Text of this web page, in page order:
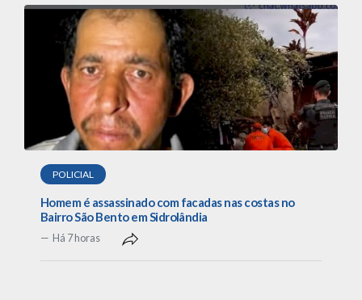
POLICIAL
Homem é assassinado com facadas nas costas no
Bairro São Bento em Sidrolândia
Há 7 horas